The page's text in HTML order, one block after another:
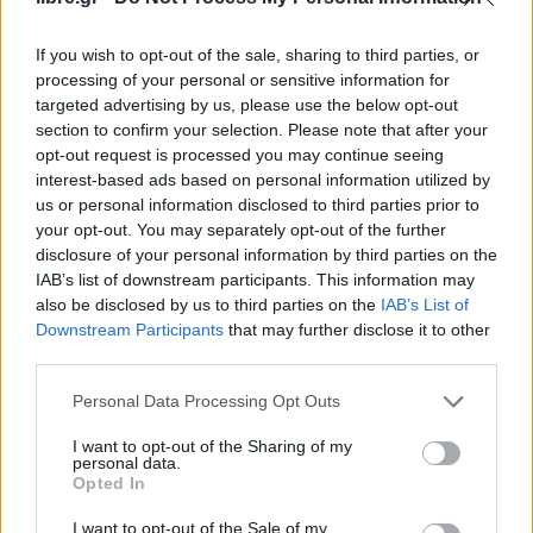
If you wish to opt-out of the sale, sharing to third parties, or
processing of your personal or sensitive information for
targeted advertising by us, please use the below opt-out
section to confirm your selection. Please note that after your
opt-out request is processed you may continue seeing
interest-based ads based on personal information utilized by
us or personal information disclosed to third parties prior to
your opt-out. You may separately opt-out of the further
disclosure of your personal information by third parties on the
IAB’s list of downstream participants. This information may
also be disclosed by us to third parties on the IAB’s List of
Downstream Participants that may further disclose it to other
Personal Data Processing Opt Outs
I want to opt-out of the Sharing of my
personal data.
Opted In
I want to opt-out of the Sale of my
τίτλο«Όψεις του στρατοπέδου Παύλου Μελά».
Αμέσως μετά την ξενάγηση ο πρόεδρος
τουΠΑΣΟΚδήλωσε στους δημοσιογράφους: «Η
Δυτική Θεσσαλονίκη αναπτύσσεται, όμως
ζητούμενο είναι να βελτιωθεί η ζωή των μόνιμων
κατοίκων γι αυτό πρέπει να υπάρξει ανάπλαση του
παραλιακού μετώπου, καλύτερα δίκτυα μεταφοράς
και βασικό ζητούμενο είναι η επέκταση του Μετρό
και, βέβαια, περισσότερες ζώνες πρασίνου σε όλες
τις περιοχές.
βήμα εδώ στονΔήμο Παύλου Μελά
. Πριν από
λίγο με ξενάγησε ο δήμαρχος σε ένα πνεύμονα